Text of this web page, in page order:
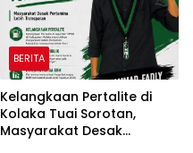
BERITA
Kelangkaan Pertalite di
Kolaka Tuai Sorotan,
Masyarakat Desak